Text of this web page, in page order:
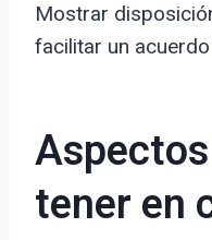
Mostrar
facilitar un
tener en